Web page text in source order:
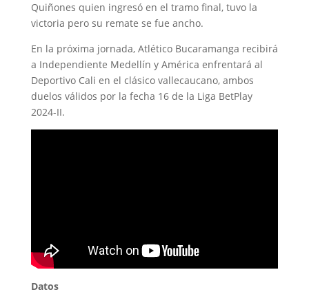
Quiñones quien ingresó en el tramo final, tuvo la
victoria pero su remate se fue ancho.
En la próxima jornada, Atlético Bucaramanga recibirá
a Independiente Medellín y América enfrentará al
Deportivo Cali en el clásico vallecaucano, ambos
duelos válidos por la fecha 16 de la Liga BetPlay
2024-II.
Datos